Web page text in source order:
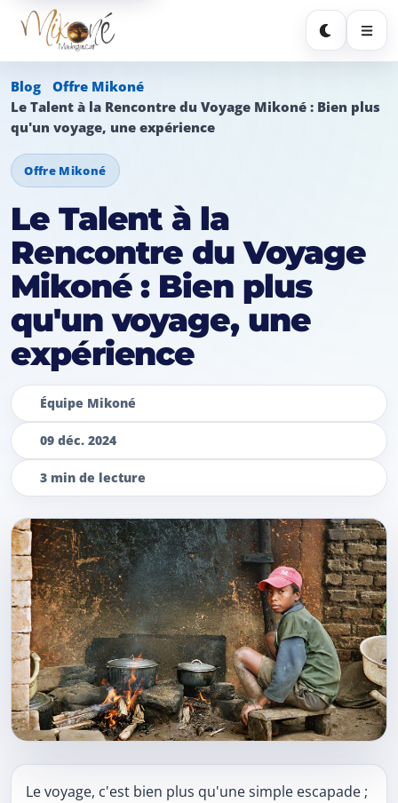
Sombre
Blog
Offre Mikoné
Le Talent à la Rencontre du Voyage Mikoné : Bien plus
qu'un voyage, une expérience
Offre Mikoné
Le Talent à la
Rencontre du Voyage
Mikoné : Bien plus
qu'un voyage, une
expérience
Équipe Mikoné
09 déc. 2024
3 min de lecture
Contenu de l’article
Le voyage, c'est bien plus qu'une simple escapade ;